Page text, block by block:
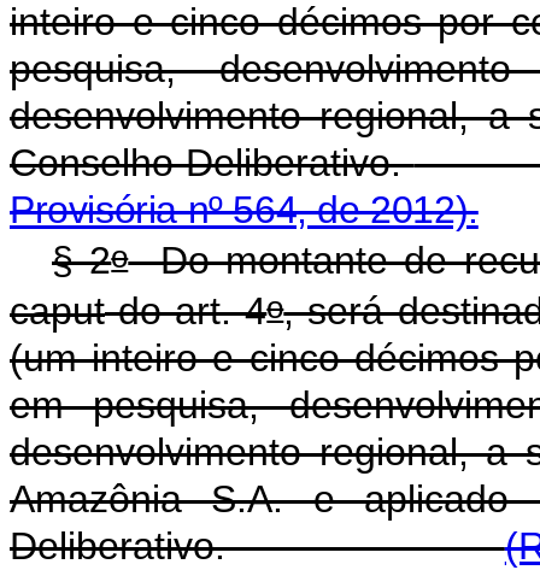
inteiro e cinco décimos por
pesquisa,
desenvolvimento regional,
Conselho Deliberativo.
Provisória nº 564, de 2012).
§ 2oDo montante de
caputdo art. 4o, será
(um inteiro e cinco décimos
em pesquisa,
desenvolvimento regional, a
Amazônia S.A. e aplicado
Deliberativo.